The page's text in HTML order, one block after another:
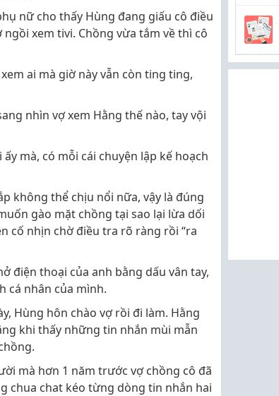
nữ cho thấy Hùng đang giấu cô điều
xem tivi. Chồng vừa tắm về thì cô
ai mà giờ này vẫn còn ting ting,
nhìn vợ xem Hằng thế nào, tay vội
mà, có mỗi cái chuyện lập kế hoạch
không thể chịu nổi nữa, vậy là đúng
gào mặt chồng tại sao lại lừa dối
cố nhịn chờ điều tra rõ ràng rồi “ra
điện thoại của anh bằng dấu vân tay,
cá nhân của mình.
Hùng hôn chào vợ rồi đi làm. Hằng
khi thấy những tin nhắn mùi mẫn
mà hơn 1 năm trước vợ chồng cô đã
chua chat kéo từng dòng tin nhắn hai